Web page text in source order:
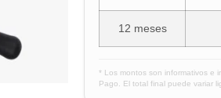
12 meses
* Los montos son informativos e
Pago. El total final puede variar